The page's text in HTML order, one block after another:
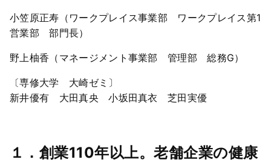
小笠原正寿（ワークプレイス事業部 ワークプレイス第1
営業部 部門長）
野上柚香（マネージメント事業部 管理部 総務G）
〔専修大学 大崎ゼミ〕
新井優有 大田真央 小坂田真衣 芝田実優
１．創業110年以上。老舗企業の健康